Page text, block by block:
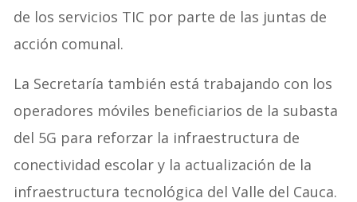
de los servicios TIC por parte de las juntas de
acción comunal.
La Secretaría también está trabajando con los
operadores móviles beneficiarios de la subasta
del 5G para reforzar la infraestructura de
conectividad escolar y la actualización de la
infraestructura tecnológica del Valle del Cauca.